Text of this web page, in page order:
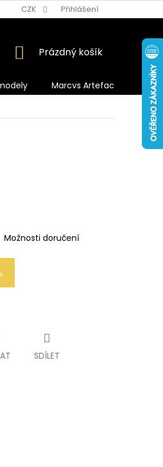
CZK Přihlášení
NÁKUPNÍ
Prázdný košík
Marcvs Artefacts
Možnosti doručení
SDÍLET